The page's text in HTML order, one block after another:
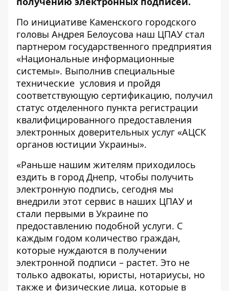
По инициативе Каменского городского
головы Андрея Белоусова наш ЦПАУ стал
партнером государственного предприятия
«Национальные информационные
системы». Выполнив специальные
технические условия и пройдя
соответствующую сертификацию, получил
статус отделенного пункта регистрации
квалифицированного предоставления
электронных доверительных услуг «АЦСК
органов юстиции Украины».
«Раньше нашим жителям приходилось
ездить в город Днепр, чтобы получить
электронную подпись, сегодня мы
внедрили этот сервис в наших ЦПАУ и
стали первыми в Украине по
предоставлению подобной услуги. С
каждым годом количество граждан,
которые нуждаются в получении
электронной подписи – растет. Это не
только адвокаты, юристы, нотариусы, но
также и физические лица, которые в